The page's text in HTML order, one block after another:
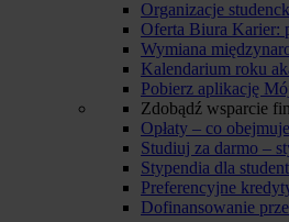
Organizacje
Oferta Biura Karier:
Wymiana
Kalendarium roku
Pobierz aplikację
Zdobądź wsparcie
Opłaty – co
Studiuj za darmo –
Stypendia dla
Preferencyjne
Dofinansowanie